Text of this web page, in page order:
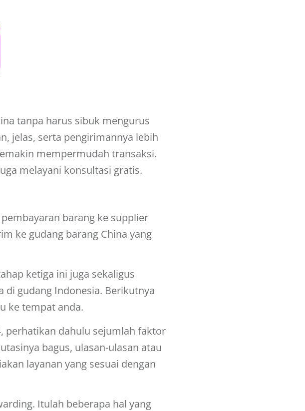
tanpa harus sibuk mengurus
jelas, serta pengirimannya lebih
mempermudah transaksi.
melayani konsultasi gratis.
barang ke supplier
ke gudang barang China yang
ketiga ini juga sekaligus
di gudang Indonesia. Berikutnya
ke tempat anda.
, perhatikan dahulu sejumlah faktor
bagus, ulasan-ulasan atau
layanan yang sesuai dengan
Itulah beberapa hal yang